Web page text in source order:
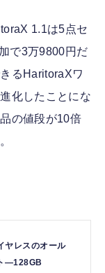
1.1は5点セ
で3万9800円だ
るHaritoraXワ
化したことにな
の値段が10倍
レスのオール
—128GB